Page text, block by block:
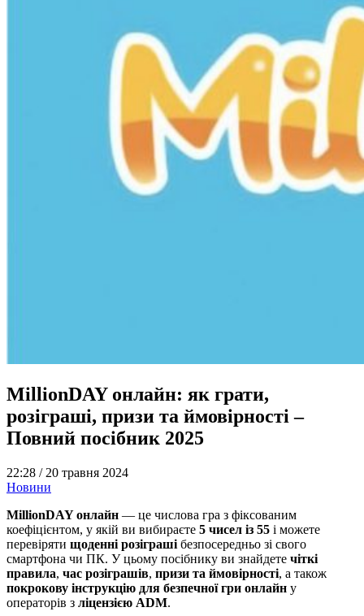
MillionDAY онлайн: як грати,
розіграші, призи та ймовірності –
Повний посібник 2025
22:28 / 20 травня 2024
Новини
MillionDAY онлайн — це числова гра з фіксованим
коефіцієнтом, у якій ви вибираєте 5 чисел із 55 і можете
перевіряти щоденні розіграші безпосередньо зі свого
смартфона чи ПК. У цьому посібнику ви знайдете чіткі
правила, час розіграшів, призи та ймовірності, а також
покрокову інструкцію для безпечної гри онлайн у
операторів з ліцензією ADM.